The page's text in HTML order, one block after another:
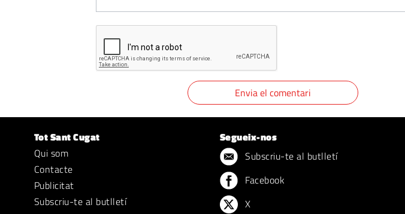
Tot Sant Cugat
Qui som
Contacte
Publicitat
Subscriu-te al butlletí
Segueix-nos
Subscriu-te al butlletí
Facebook
X